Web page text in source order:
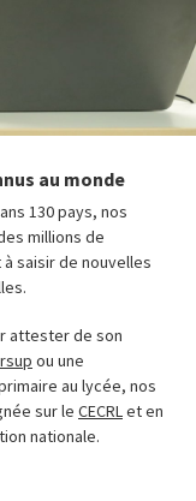
au monde
130 pays, nos
millions de
saisir de nouvelles
attester de son
ou une
au lycée, nos
sur le CECRLet en
nationale.